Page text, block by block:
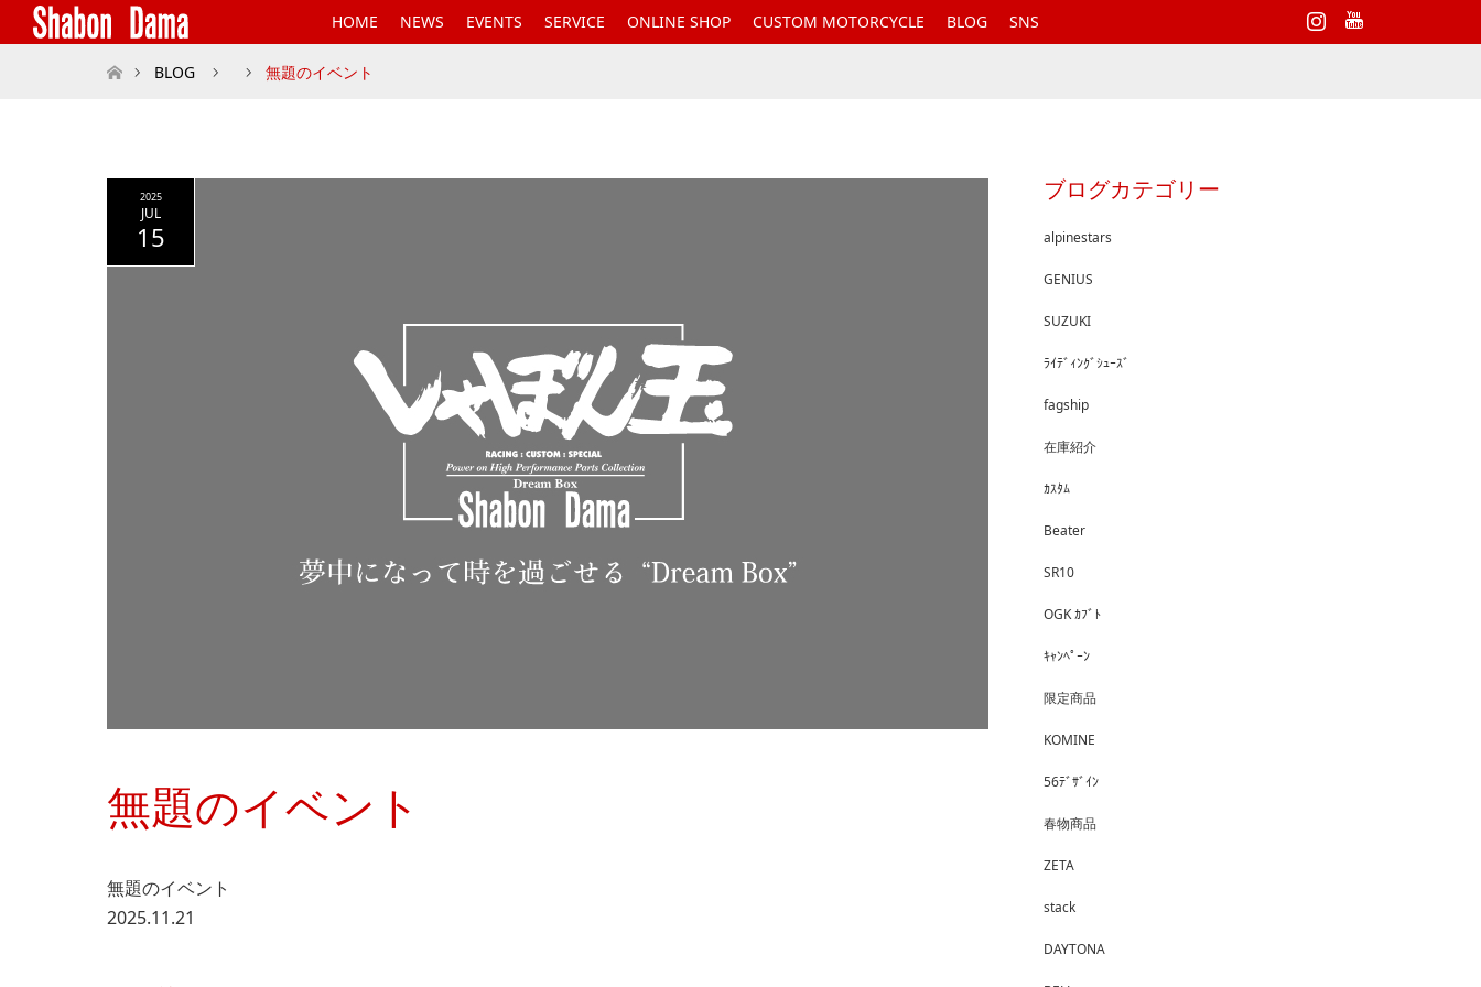
HOME NEWS EVENTS SERVICE ONLINE SHOP CUSTOM MOTORCYCLE BLOG SNS
ホームBLOG 無題のイベント
2025
JUL
15
無題のイベント
無題のイベント
2025.11.21
ブログカテゴリー
alpinestars
GENIUS
SUZUKI
ﾗｲﾃﾞｨﾝｸﾞｼｭｰｽﾞ
fagship
在庫紹介
ｶｽﾀﾑ
Beater
SR10
OGK ｶﾌﾞﾄ
ｷｬﾝﾍﾟｰﾝ
限定商品
KOMINE
56ﾃﾞｻﾞｲﾝ
春物商品
ZETA
stack
DAYTONA